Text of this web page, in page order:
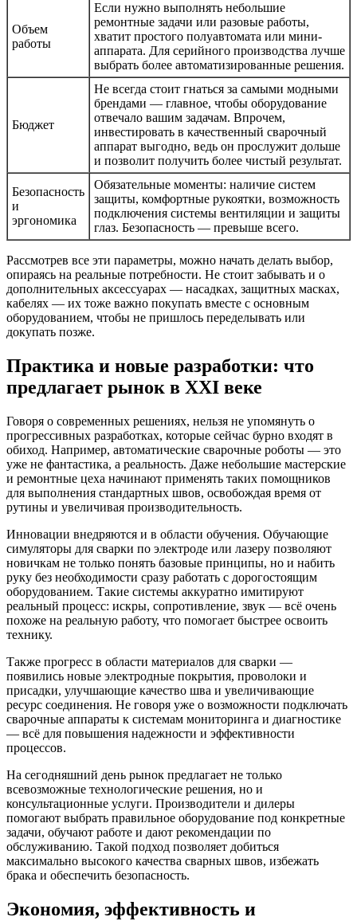
Объем
работы
Если нужно выполнять небольшие
ремонтные задачи или разовые работы,
хватит простого полуавтомата или мини-
аппарата. Для серийного производства лучше
выбрать более автоматизированные решения.
Бюджет
Не всегда стоит гнаться за самыми модными
брендами — главное, чтобы оборудование
отвечало вашим задачам. Впрочем,
инвестировать в качественный сварочный
аппарат выгодно, ведь он прослужит дольше
и позволит получить более чистый результат.
Безопасность
и
эргономика
Обязательные моменты: наличие систем
защиты, комфортные рукоятки, возможность
подключения системы вентиляции и защиты
глаз. Безопасность — превыше всего.
Рассмотрев все эти параметры, можно начать делать выбор,
опираясь на реальные потребности. Не стоит забывать и о
дополнительных аксессуарах — насадках, защитных масках,
кабелях — их тоже важно покупать вместе с основным
оборудованием, чтобы не пришлось переделывать или
докупать позже.
Практика и новые разработки: что
предлагает рынок в XXI веке
Говоря о современных решениях, нельзя не упомянуть о
прогрессивных разработках, которые сейчас бурно входят в
обиход. Например, автоматические сварочные роботы — это
уже не фантастика, а реальность. Даже небольшие мастерские
и ремонтные цеха начинают применять таких помощников
для выполнения стандартных швов, освобождая время от
рутины и увеличивая производительность.
Инновации внедряются и в области обучения. Обучающие
симуляторы для сварки по электроде или лазеру позволяют
новичкам не только понять базовые принципы, но и набить
руку без необходимости сразу работать с дорогостоящим
оборудованием. Такие системы аккуратно имитируют
реальный процесс: искры, сопротивление, звук — всё очень
похоже на реальную работу, что помогает быстрее освоить
технику.
Также прогресс в области материалов для сварки —
появились новые электродные покрытия, проволоки и
присадки, улучшающие качество шва и увеличивающие
ресурс соединения. Не говоря уже о возможности подключать
сварочные аппараты к системам мониторинга и диагностике
— всё для повышения надежности и эффективности
процессов.
На сегодняшний день рынок предлагает не только
всевозможные технологические решения, но и
консультационные услуги. Производители и дилеры
помогают выбрать правильное оборудование под конкретные
задачи, обучают работе и дают рекомендации по
обслуживанию. Такой подход позволяет добиться
максимально высокого качества сварных швов, избежать
брака и обеспечить безопасность.
Экономия, эффективность и